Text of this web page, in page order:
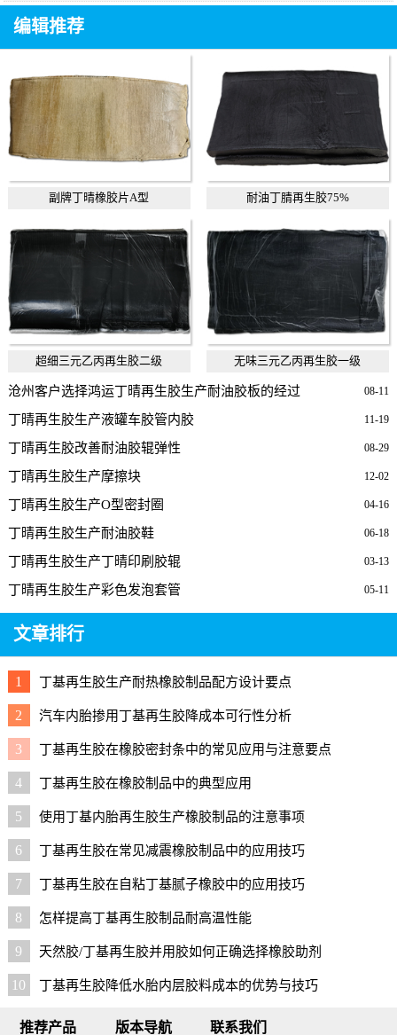
编辑推荐
副牌丁晴橡胶片A型 耐油丁腈再生胶75%
超细三元乙丙再生胶二级 无味三元乙丙再生胶一级
08-11
沧州客户选择鸿运丁晴再生胶生产耐油胶板的经过
11-19
丁晴再生胶生产液罐车胶管内胶
08-29
丁晴再生胶改善耐油胶辊弹性
12-02
丁晴再生胶生产摩擦块
04-16
丁晴再生胶生产O型密封圈
06-18
丁晴再生胶生产耐油胶鞋
03-13
丁晴再生胶生产丁晴印刷胶辊
05-11
丁晴再生胶生产彩色发泡套管
文章排行
1 丁基再生胶生产耐热橡胶制品配方设计要点
2 汽车内胎掺用丁基再生胶降成本可行性分析
3 丁基再生胶在橡胶密封条中的常见应用与注意要点
4 丁基再生胶在橡胶制品中的典型应用
5 使用丁基内胎再生胶生产橡胶制品的注意事项
6 丁基再生胶在常见减震橡胶制品中的应用技巧
7 丁基再生胶在自粘丁基腻子橡胶中的应用技巧
8 怎样提高丁基再生胶制品耐高温性能
9 天然胶/丁基再生胶并用胶如何正确选择橡胶助剂
10 丁基再生胶降低水胎内层胶料成本的优势与技巧
推荐产品 版本导航 联系我们